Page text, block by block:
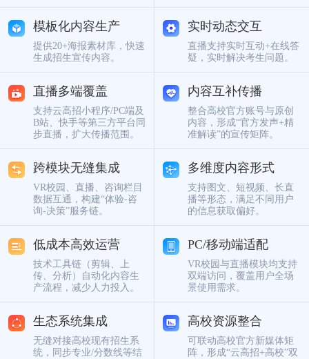
模板化内容生产
提供20+海报素材库，快速
生成招生宣传内容。
实时动态交互
直播支持实时互动+在线答
疑，实时解决考生问题。
直播多端覆盖
支持云高招小程序/PC端及
B站、快手等第三方平台同
步直播，扩大传播范围。
内容互补传播
整合高校官方账号与原创
内容，形成“官方发声+精
准解读”的宣传矩阵。
跨模块无缝集成
VR校园、直播、咨询栏目
数据互通，构建“体验-咨
询-决策”服务链。
多维度内容形式
支持图文、短视频、长直
播等形态，满足不同用户
的信息获取偏好。
低成本高效运营
技术工具链（剪辑、上
传、分析）自动化内容生
产流程，减少人力投入。
PC/移动端适配
VR校园与直播模块均支持
双端访问，覆盖用户全场
景使用需求。
生态系统集成
无缝对接高校现有招生系
统，同步专业/分数线等结
高校资源整合
可联动高校官方新媒体矩
阵，形成“云高招+高校”双